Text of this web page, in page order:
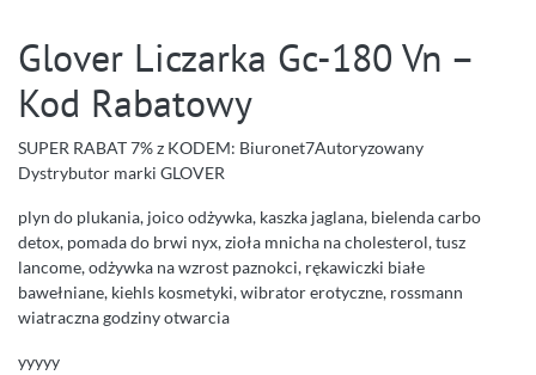
Glover Liczarka Gc-180 Vn –
Kod Rabatowy
SUPER RABAT 7% z KODEM: Biuronet7Autoryzowany
Dystrybutor marki GLOVER
plyn do plukania, joico odżywka, kaszka jaglana, bielenda carbo
detox, pomada do brwi nyx, zioła mnicha na cholesterol, tusz
lancome, odżywka na wzrost paznokci, rękawiczki białe
bawełniane, kiehls kosmetyki, wibrator erotyczne, rossmann
wiatraczna godziny otwarcia
yyyyy